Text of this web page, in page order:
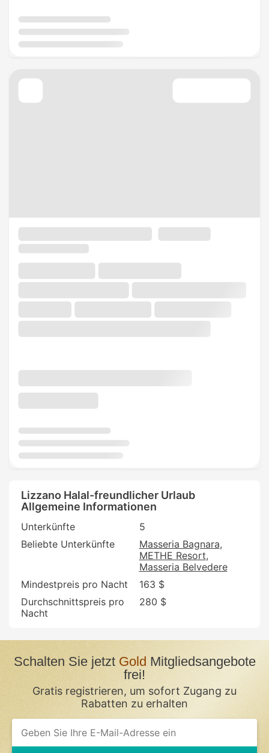
Lizzano Halal-freundlicher Urlaub
Allgemeine Informationen
Unterkünfte
5
Beliebte Unterkünfte
Masseria Bagnara
METHE Resort
Masseria Belvedere
Mindestpreis pro Nacht
163 $
Durchschnittspreis pro
Nacht
280 $
Schalten Sie jetzt Gold Mitgliedsangebote
frei!
Gratis registrieren, um sofort Zugang zu
Rabatten zu erhalten